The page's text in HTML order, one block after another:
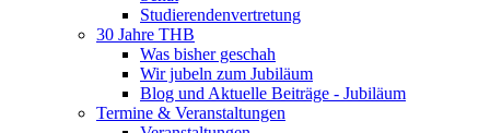
Studierendenvertretung
30 Jahre THB
Was bisher geschah
Wir jubeln zum Jubiläum
Blog und Aktuelle Beiträge - Jubiläum
Termine & Veranstaltungen